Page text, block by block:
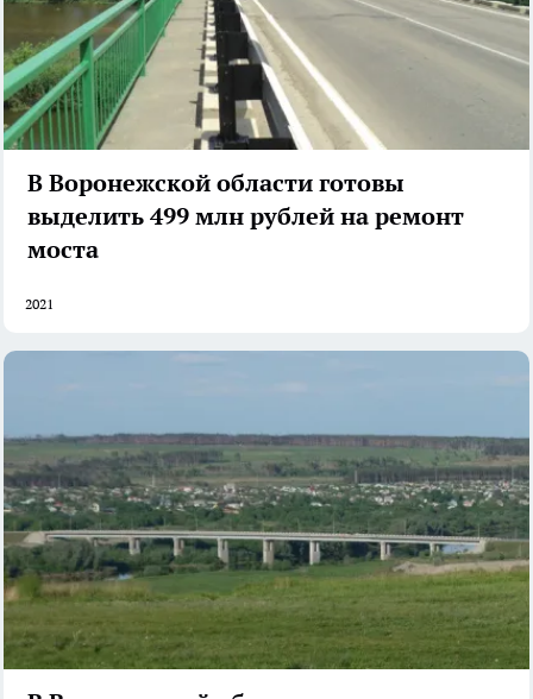
В Воронежской области готовы
выделить 499 млн рублей на ремонт
моста
2021